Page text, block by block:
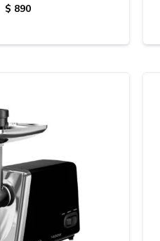
$ 890